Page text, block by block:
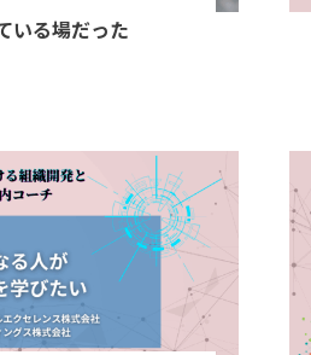
いる場だった